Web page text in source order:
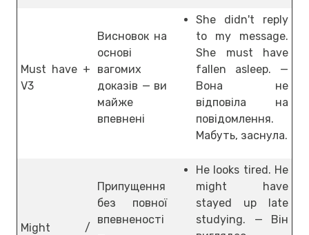
Must have +
V3
Висновок на
основі
вагомих
доказів — ви
майже
впевнені
She didn't reply
to my message.
She must have
fallen asleep. —
Вона не
відповіла на
повідомлення.
Мабуть, заснула.
Might /
Припущення
без повної
впевненості
He looks tired. He
might have
stayed up late
studying. — Він